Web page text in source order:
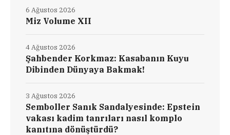
Miz Volume XII
6 Ağustos 2026
Şahbender Korkmaz: Kasabanın Kuyu
Dibinden Dünyaya Bakmak!
4 Ağustos 2026
Semboller Sanık Sandalyesinde: Epstein
vakası kadim tanrıları nasıl komplo
kanıtına dönüştürdü?
3 Ağustos 2026